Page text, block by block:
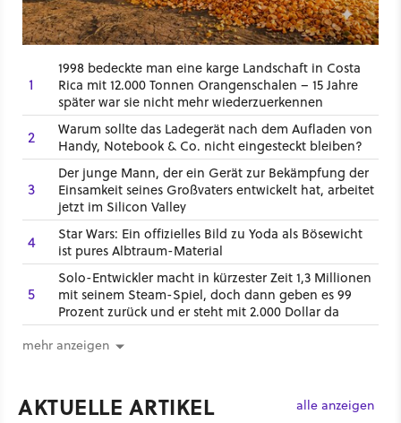
1
1998 bedeckte man eine karge Landschaft in Costa
Rica mit 12.000 Tonnen Orangenschalen – 15 Jahre
später war sie nicht mehr wiederzuerkennen
2
Warum sollte das Ladegerät nach dem Aufladen von
Handy, Notebook & Co. nicht eingesteckt bleiben?
3
Der junge Mann, der ein Gerät zur Bekämpfung der
Einsamkeit seines Großvaters entwickelt hat, arbeitet
jetzt im Silicon Valley
4
Star Wars: Ein offizielles Bild zu Yoda als Bösewicht
ist pures Albtraum-Material
5
Solo-Entwickler macht in kürzester Zeit 1,3 Millionen
mit seinem Steam-Spiel, doch dann geben es 99
Prozent zurück und er steht mit 2.000 Dollar da
mehr anzeigen
AKTUELLE ARTIKEL alle anzeigen